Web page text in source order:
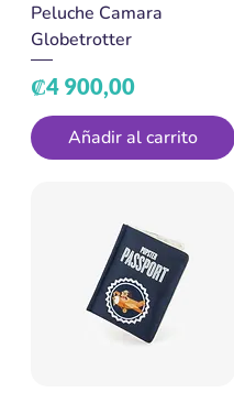
Peluche Camara
Globetrotter
Precio
₡4 900,00
Añadir al carrito